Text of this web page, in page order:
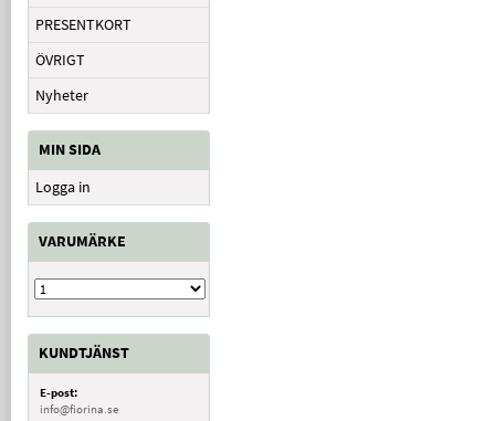
PRESENTKORT
ÖVRIGT
Nyheter
MIN SIDA
Logga in
VARUMÄRKE
KUNDTJÄNST
E-post:
info@fiorina.se